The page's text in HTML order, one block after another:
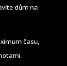
dům na
času,